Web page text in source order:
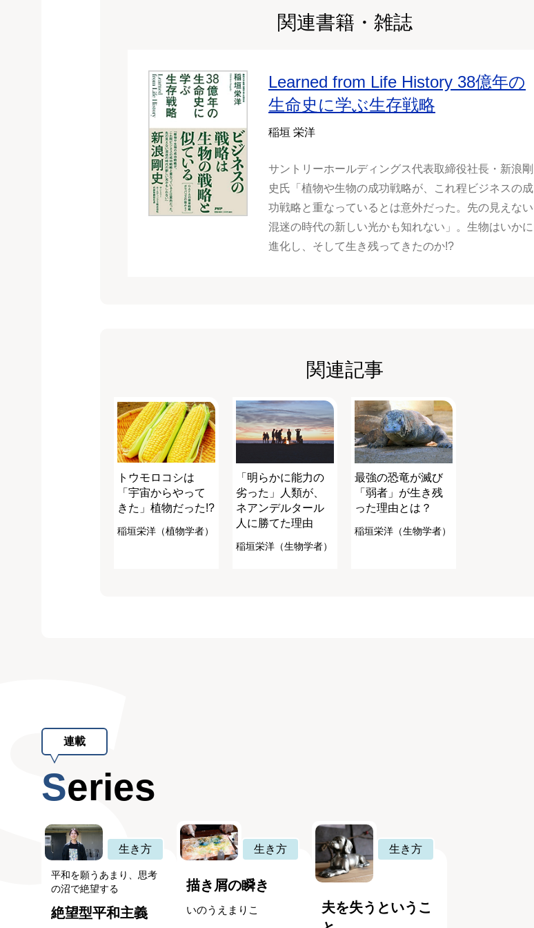
関連書籍・雑誌
Learned from Life History 38億年の
生命史に学ぶ生存戦略
稲垣 栄洋
サントリーホールディングス代表取締役社長・新浪剛
史氏「植物や生物の成功戦略が、これ程ビジネスの成
功戦略と重なっているとは意外だった。先の見えない
混迷の時代の新しい光かも知れない」。生物はいかに
進化し、そして生き残ってきたのか!?
関連記事
トウモロコシは
「宇宙からやって
きた」植物だった!?
稲垣栄洋（植物学者）
「明らかに能力の
劣った」人類が、
ネアンデルタール
人に勝てた理由
稲垣栄洋（生物学者）
最強の恐竜が滅び
「弱者」が生き残
った理由とは？
稲垣栄洋（生物学者）
連載
Series
生き方
平和を願うあまり、思考
の沼で絶望する
絶望型平和主義
生き方
描き屑の瞬き
いのうえまりこ
生き方
夫を失うというこ